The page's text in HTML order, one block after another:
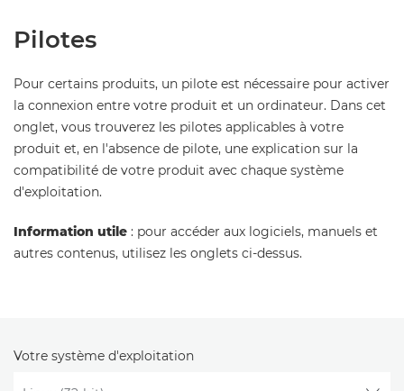
Pilotes
Pour certains produits, un pilote est nécessaire pour activer
la connexion entre votre produit et un ordinateur. Dans cet
onglet, vous trouverez les pilotes applicables à votre
produit et, en l'absence de pilote, une explication sur la
compatibilité de votre produit avec chaque système
d'exploitation.
Information utile : pour accéder aux logiciels, manuels et
autres contenus, utilisez les onglets ci-dessus.
Votre système d'exploitation